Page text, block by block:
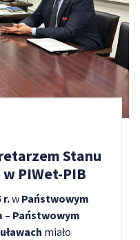
Stanu
PIWet-PIB
r.w Państwowym
Państwowym
miało